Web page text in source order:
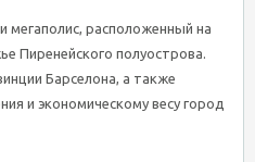
мегаполис, расположенный на
Пиренейского полуострова.
Барселона, а также
и экономическому весу город